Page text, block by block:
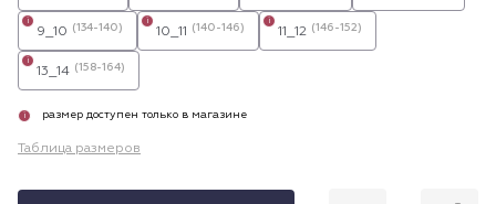
9_10 (134-140)
i
10_11 (140-146)
i
11_12 (146-152)
i
13_14 (158-164)
i
i размер доступен только в магазине
Таблица размеров